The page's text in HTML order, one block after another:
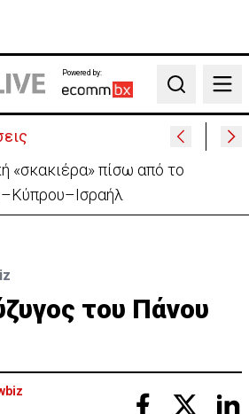
Powered by:
Search
σε βουνοπλαγιά στο Ρίο ντε
(BINTEO)
του Πάνου